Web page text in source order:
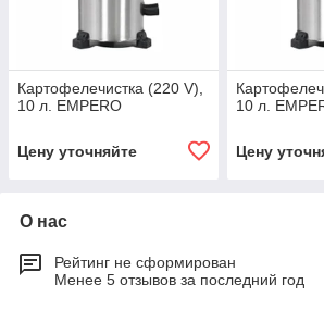
Картофелечистка (220 V),
10 л. EMPERO
Цену уточняйте
10 л.
Цену
О нас
Рейтинг не сформирован
Менее 5 отзывов за последний год